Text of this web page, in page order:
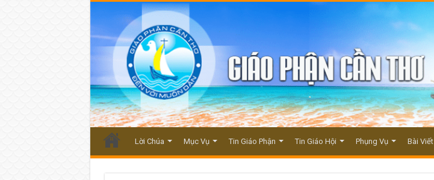
Lời Chúa Mục Vụ Tin Giáo Phận Tin Giáo Hội Phụng Vụ Bài Viết